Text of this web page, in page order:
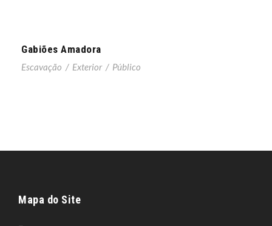
Gabiões Amadora
Escavação / Exterior / Público
Mapa do Site